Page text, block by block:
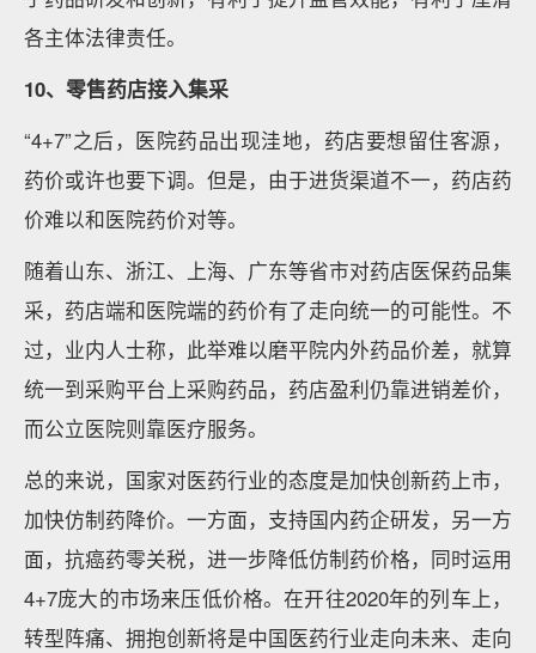
各主体法律责任。
10、零售药店接入集采
“4+7”之后，医院药品出现洼地，药店要想留住客源，
药价或许也要下调。但是，由于进货渠道不一，药店药
价难以和医院药价对等。
随着山东、浙江、上海、广东等省市对药店医保药品集
采，药店端和医院端的药价有了走向统一的可能性。不
过，业内人士称，此举难以磨平院内外药品价差，就算
统一到采购平台上采购药品，药店盈利仍靠进销差价，
而公立医院则靠医疗服务。
总的来说，国家对医药行业的态度是加快创新药上市，
加快仿制药降价。一方面，支持国内药企研发，另一方
面，抗癌药零关税，进一步降低仿制药价格，同时运用
4+7庞大的市场来压低价格。在开往2020年的列车上，
转型阵痛、拥抱创新将是中国医药行业走向未来、走向